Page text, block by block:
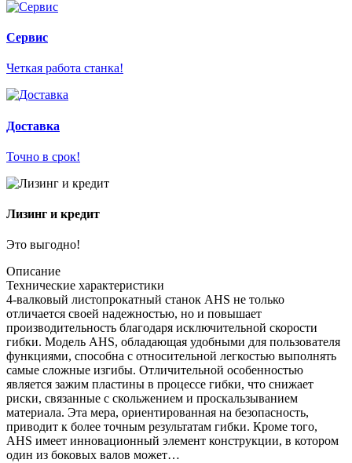
Сервис
Четкая работа станка!
Доставка
Точно в срок!
Лизинг и кредит
Это выгодно!
Описание
Технические характеристики
4-валковый листопрокатный станок AHS не только
отличается своей надежностью, но и повышает
производительность благодаря исключительной скорости
гибки. Модель AHS, обладающая удобными для пользователя
функциями, способна с относительной легкостью выполнять
самые сложные изгибы. Отличительной особенностью
является зажим пластины в процессе гибки, что снижает
риски, связанные с скольжением и проскальзыванием
материала. Эта мера, ориентированная на безопасность,
приводит к более точным результатам гибки. Кроме того,
AHS имеет инновационный элемент конструкции, в котором
один из боковых валов может…